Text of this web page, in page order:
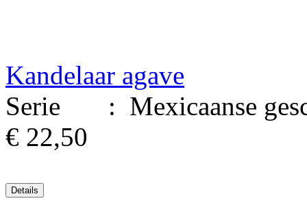
Kandelaar agave
Serie : Mexicaanse
€ 22,50